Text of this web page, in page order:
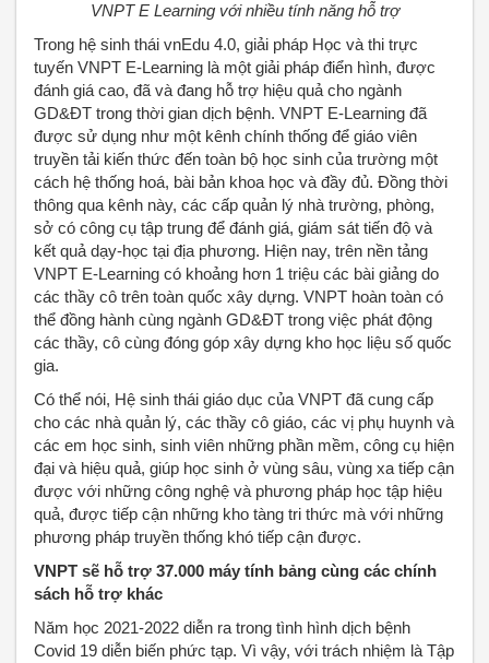
VNPT E Learning với nhiều tính năng hỗ trợ
Trong hệ sinh thái vnEdu 4.0, giải pháp Học và thi trực
tuyến VNPT E-Learning là một giải pháp điển hình, được
đánh giá cao, đã và đang hỗ trợ hiệu quả cho ngành
GD&ĐT trong thời gian dịch bệnh. VNPT E-Learning đã
được sử dụng như một kênh chính thống để giáo viên
truyền tải kiến thức đến toàn bộ học sinh của trường một
cách hệ thống hoá, bài bản khoa học và đầy đủ. Đồng thời
thông qua kênh này, các cấp quản lý nhà trường, phòng,
sở có công cụ tập trung để đánh giá, giám sát tiến độ và
kết quả dạy-học tại địa phương. Hiện nay, trên nền tảng
VNPT E-Learning có khoảng hơn 1 triệu các bài giảng do
các thầy cô trên toàn quốc xây dựng. VNPT hoàn toàn có
thể đồng hành cùng ngành GD&ĐT trong việc phát động
các thầy, cô cùng đóng góp xây dựng kho học liệu số quốc
gia.
Có thể nói, Hệ sinh thái giáo dục của VNPT đã cung cấp
cho các nhà quản lý, các thầy cô giáo, các vị phụ huynh và
các em học sinh, sinh viên những phần mềm, công cụ hiện
đại và hiệu quả, giúp học sinh ở vùng sâu, vùng xa tiếp cận
được với những công nghệ và phương pháp học tập hiệu
quả, được tiếp cận những kho tàng tri thức mà với những
phương pháp truyền thống khó tiếp cận được.
VNPT sẽ hỗ trợ 37.000 máy tính bảng cùng các chính
sách hỗ trợ khác
Năm học 2021-2022 diễn ra trong tình hình dịch bệnh
Covid 19 diễn biến phức tạp. Vì vậy, với trách nhiệm là Tập